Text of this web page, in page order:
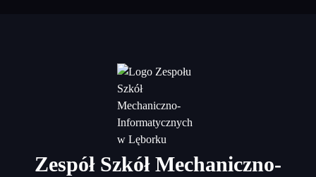
Zespół Szkół Mechaniczno-